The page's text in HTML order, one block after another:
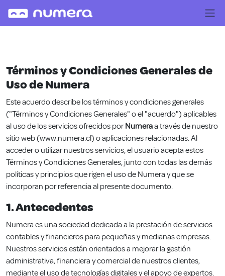
Términos y Condiciones Generales de
Uso de Numera
Este acuerdo describe los términos y condiciones generales
("Términos y Condiciones Generales" o el "acuerdo") aplicables
al uso de los servicios ofrecidos porNumeraa través de nuestro
sitio web (www.numera.cl) o aplicaciones relacionadas. Al
acceder o utilizar nuestros servicios, el usuario acepta estos
Términos y Condiciones Generales, junto con todas las demás
políticas y principios que rigen el uso de Numera y que se
incorporan por referencia al presente documento.
1. Antecedentes
Numera es una sociedad dedicada a la prestación de servicios
contables y financieros para pequeñas y medianas empresas.
Nuestros servicios están orientados a mejorar la gestión
administrativa, financiera y comercial de nuestros clientes,
mediante el uso de tecnologías digitales y el apoyo de expertos.